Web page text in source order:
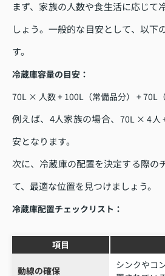
まず、家族の人数や食生活に応じて
しょう。一般的な目安として、以下
す。
冷蔵庫容量の目安：
70L × 人数 + 100L（常備品分） + 70L（
例えば、4人家族の場合、 70L × 4人
安となります。
次に、冷蔵庫の配置を決定する際の
て、最適な位置を見つけましょう。
冷蔵庫配置チェックリスト：
項目
動線の確保
シンクやコ